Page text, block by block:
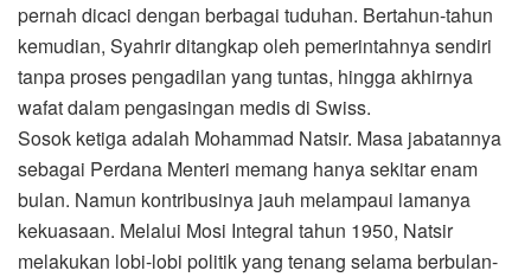
pernah dicaci dengan berbagai tuduhan. Bertahun-tahun
kemudian, Syahrir ditangkap oleh pemerintahnya sendiri
tanpa proses pengadilan yang tuntas, hingga akhirnya
wafat dalam pengasingan medis di Swiss.
Sosok ketiga adalah Mohammad Natsir. Masa jabatannya
sebagai Perdana Menteri memang hanya sekitar enam
bulan. Namun kontribusinya jauh melampaui lamanya
kekuasaan. Melalui Mosi Integral tahun 1950, Natsir
melakukan lobi-lobi politik yang tenang selama berbulan-